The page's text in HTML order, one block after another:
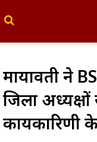
मायावती ने
जिला
कार्यकारिणी